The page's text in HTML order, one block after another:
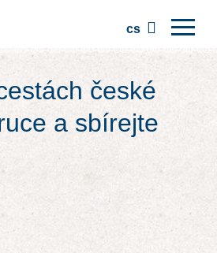
cs
české
a sbírejte